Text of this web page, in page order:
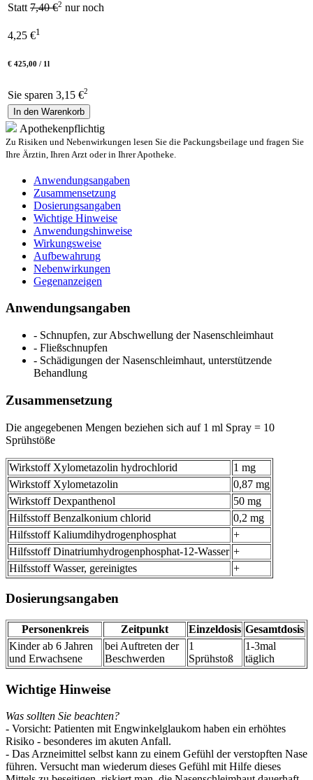
Statt 7,40 €2 nur noch
4,25 €1
€ 425,00 / 1l
Sie sparen 3,15 €2
In den Warenkorb
Apothekenpflichtig
Zu Risiken und Nebenwirkungen lesen Sie die Packungsbeilage und fragen Sie
Ihre Ärztin, Ihren Arzt oder in Ihrer Apotheke.
Anwendungsangaben
Zusammensetzung
Dosierungsangaben
Wichtige Hinweise
Anwendungshinweise
Wirkungsweise
Aufbewahrung
Nebenwirkungen
Gegenanzeigen
Anwendungsangaben
- Schnupfen, zur Abschwellung der Nasenschleimhaut
- Fließschnupfen
- Schädigungen der Nasenschleimhaut, unterstützende
Behandlung
Zusammensetzung
Die angegebenen Mengen beziehen sich auf 1 ml Spray = 10
Sprühstöße
Wirkstoff Xylometazolin hydrochlorid
1 mg
Wirkstoff Xylometazolin
0,87 mg
Wirkstoff Dexpanthenol
50 mg
Hilfsstoff Benzalkonium chlorid
0,2 mg
Hilfsstoff Kaliumdihydrogenphosphat
+
Hilfsstoff Dinatriumhydrogenphosphat-12-Wasser +
Hilfsstoff Wasser, gereinigtes
+
Dosierungsangaben
Personenkreis Zeitpunkt Einzeldosis Gesamtdosis
Kinder ab 6 Jahren
und Erwachsene
bei Auftreten der
Beschwerden
1
Sprühstoß
1-3mal
täglich
Wichtige Hinweise
Was sollten Sie beachten?
- Vorsicht: Patienten mit Engwinkelglaukom haben ein erhöhtes
Risiko - besonderes im akuten Anfall.
- Das Arzneimittel selbst kann zu einem Gefühl der verstopften Nase
führen. Versucht man wiederum dieses Gefühl mit Hilfe dieses